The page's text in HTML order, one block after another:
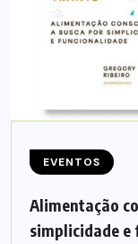
EVENTOS
Alimentação
simplicidade